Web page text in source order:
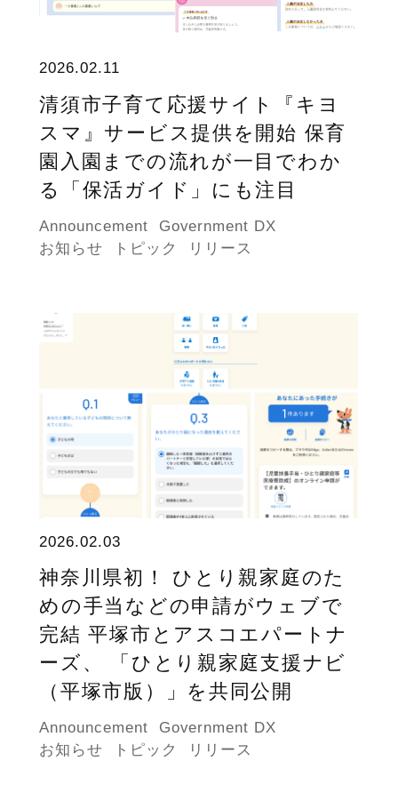
2026.02.11
清須市子育て応援サイト『キヨ
スマ』サービス提供を開始 保育
園入園までの流れが一目でわか
る「保活ガイド」にも注目
Announcement
Government DX
お知らせ
トピック リリース
2026.02.03
神奈川県初！ ひとり親家庭のた
めの手当などの申請がウェブで
完結 平塚市とアスコエパートナ
ーズ、 「ひとり親家庭支援ナビ
（平塚市版）」を共同公開
Announcement
Government DX
お知らせ
トピック リリース